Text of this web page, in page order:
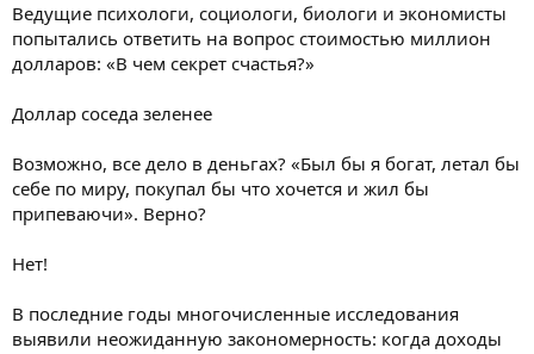
Ведущие психологи, социологи, биологи и экономисты
попытались ответить на вопрос стоимостью миллион
долларов: «В чем секрет счастья?»
Доллар соседа зеленее
Возможно, все дело в деньгах? «Был бы я богат, летал бы
себе по миру, покупал бы что хочется и жил бы
припеваючи». Верно?
Нет!
В последние годы многочисленные исследования
выявили неожиданную закономерность: когда доходы